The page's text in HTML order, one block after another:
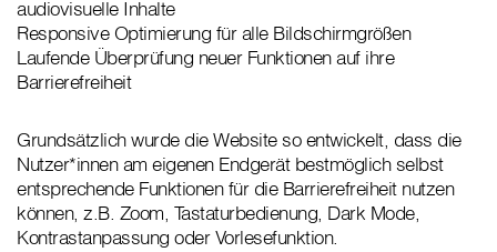
audiovisuelle Inhalte
Responsive Optimierung für alle Bildschirmgrößen
Laufende Überprüfung neuer Funktionen auf ihre
Barrierefreiheit
Grundsätzlich wurde die Website so entwickelt, dass die
Nutzer*innen am eigenen Endgerät bestmöglich selbst
entsprechende Funktionen für die Barrierefreiheit nutzen
können, z.B. Zoom, Tastaturbedienung, Dark Mode,
Kontrastanpassung oder Vorlesefunktion.